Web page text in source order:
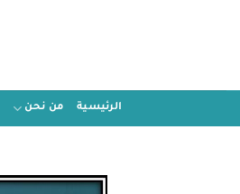
الرئيسية من نحن